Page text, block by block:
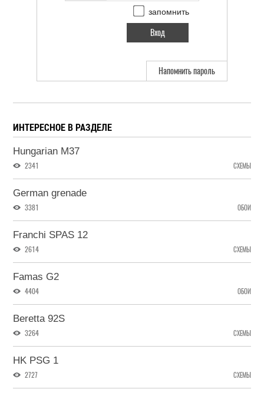
запомнить
Напомнить пароль
ИНТЕРЕСНОЕ В РАЗДЕЛЕ
Hungarian M37
2341 СХЕМЫ
German grenade
3381 ОБОИ
Franchi SPAS 12
2614 СХЕМЫ
Famas G2
4404 ОБОИ
Beretta 92S
3264 СХЕМЫ
HK PSG 1
2727 СХЕМЫ